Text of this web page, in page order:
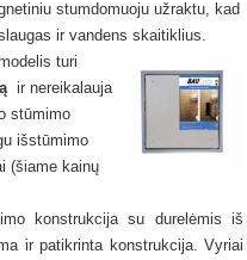
stumdomuoju užraktu, kad
ir vandens skaitiklius.
turi
ir nereikalauja
stūmimo
išstūmimo
(šiame kainų
konstrukcija su durelėmis iš
ir patikrinta konstrukcija. Vyriai